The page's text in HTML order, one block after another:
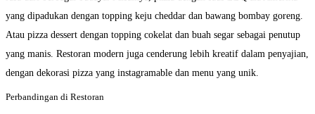
yang dipadukan dengan topping keju cheddar dan bawang bombay goreng.
Atau pizza dessert dengan topping cokelat dan buah segar sebagai penutup
yang manis. Restoran modern juga cenderung lebih kreatif dalam penyajian,
dengan dekorasi pizza yang instagramable dan menu yang unik.
Perbandingan di Restoran